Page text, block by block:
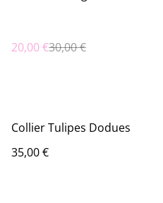
20,00 €30,00 €
Collier Tulipes Dodues
35,00 €